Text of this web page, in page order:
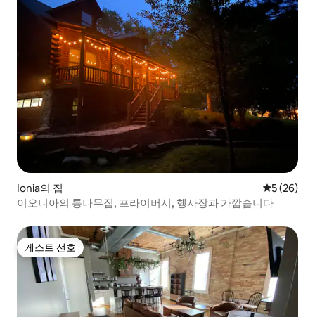
Ionia의 집 평점 5점(5
5 (26)
이오니아의 통나무집, 프라이버시, 행사장과 가깝습니다
게스트 선호
게스트 선호